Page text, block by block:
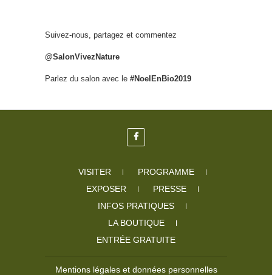
Suivez-nous, partagez et commentez
@SalonVivezNature
Parlez du salon avec le #NoelEnBio2019
VISITER
PROGRAMME
EXPOSER
PRESSE
INFOS PRATIQUES
LA BOUTIQUE
ENTRÉE GRATUITE
Mentions légales et données personnelles